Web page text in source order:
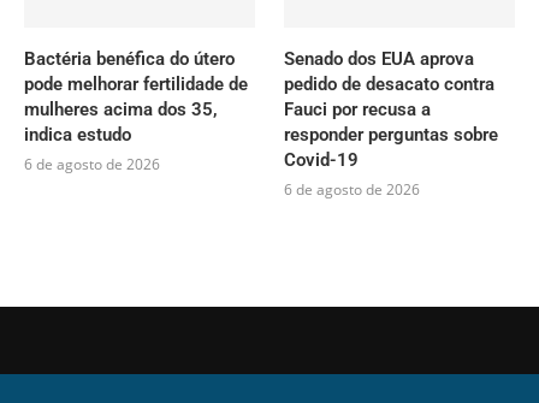
Bactéria benéfica do útero
pode melhorar fertilidade de
mulheres acima dos 35,
indica estudo
6 de agosto de 2026
Senado dos EUA aprova
pedido de desacato contra
Fauci por recusa a
responder perguntas sobre
Covid-19
6 de agosto de 2026